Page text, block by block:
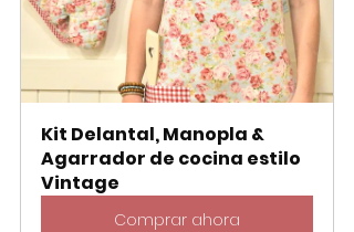
Kit Delantal, Manopla &
Agarrador de cocina estilo
Vintage
Comprar ahora